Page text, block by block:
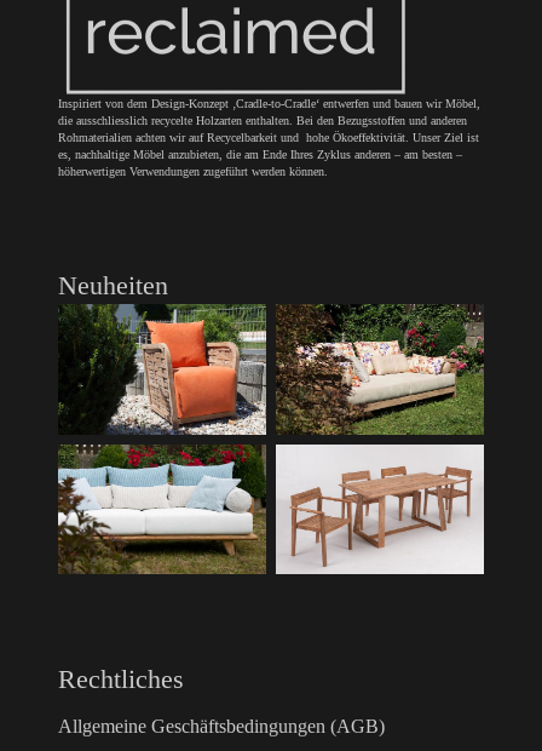
Inspiriert von dem Design-Konzept ‚Cradle-to-Cradle‘ entwerfen und bauen wir Möbel,
die ausschliesslich recycelte Holzarten enthalten. Bei den Bezugsstoffen und anderen
Rohmaterialien achten wir auf Recycelbarkeit und hohe Ökoeffektivität. Unser Ziel ist
es, nachhaltige Möbel anzubieten, die am Ende Ihres Zyklus anderen – am besten –
höherwertigen Verwendungen zugeführt werden können.
Neuheiten
Rechtliches
Allgemeine Geschäftsbedingungen (AGB)